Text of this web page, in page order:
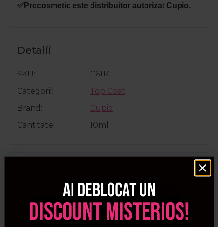
✅Procosmetic este distribuitor autorizat Cupio.
Detalii
SKU
C6114
Categorii
Top Coat
Brand
Cupio
Cantitate
10ml
Pret special
Ai deblocat un
discount misterios!